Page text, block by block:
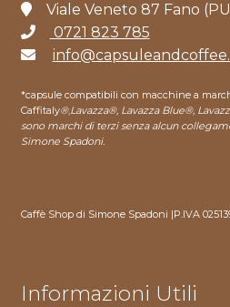
Viale Veneto 87 Fano
0721 823 785
*capsule compatibili con macchine a
Caffitaly®,Lavazza®, Lavazza Blue®,
sono marchi di terzi senza alcun
Simone Spadoni.
Caffè Shop di Simone Spadoni |P.IVA
Informazioni Utili